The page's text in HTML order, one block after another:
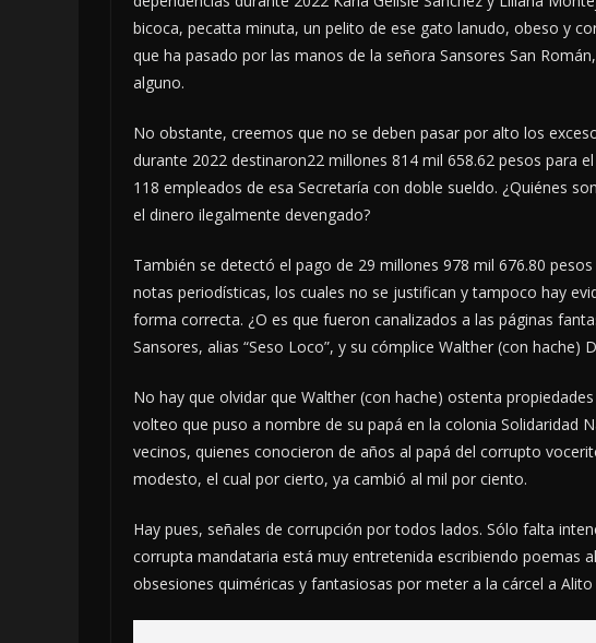
bicoca, pecatta minuta, un pelito de ese gato lanudo, obeso y
que ha pasado por las manos de la señora Sansores San
alguno.
No obstante, creemos que no se deben pasar por alto los
durante 2022 destinaron22 millones 814 mil 658.62 pesos para
118 empleados de esa Secretaría con doble sueldo. ¿Quiénes
el dinero ilegalmente devengado?
También se detectó el pago de 29 millones 978 mil 676.80
notas periodísticas, los cuales no se justifican y tampoco hay
forma correcta. ¿O es que fueron canalizados a las páginas
Sansores, alias “Seso Loco”, y su cómplice Walther (con hache)
No hay que olvidar que Walther (con hache) ostenta
volteo que puso a nombre de su papá en la colonia Solidaridad
vecinos, quienes conocieron de años al papá del corrupto
modesto, el cual por cierto, ya cambió al mil por ciento.
Hay pues, señales de corrupción por todos lados. Sólo falta
corrupta mandataria está muy entretenida escribiendo poemas
obsesiones quiméricas y fantasiosas por meter a la cárcel a Alito